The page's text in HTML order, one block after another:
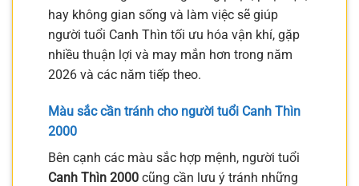
hay không gian sống và làm việc sẽ giúp
người tuổi Canh Thìn tối ưu hóa vận khí, gặp
nhiều thuận lợi và may mắn hơn trong năm
2026 và các năm tiếp theo.
Màu sắc cần tránh cho người tuổi Canh Thìn
2000
Bên cạnh các màu sắc hợp mệnh, người tuổi
Canh Thìn 2000 cũng cần lưu ý tránh những